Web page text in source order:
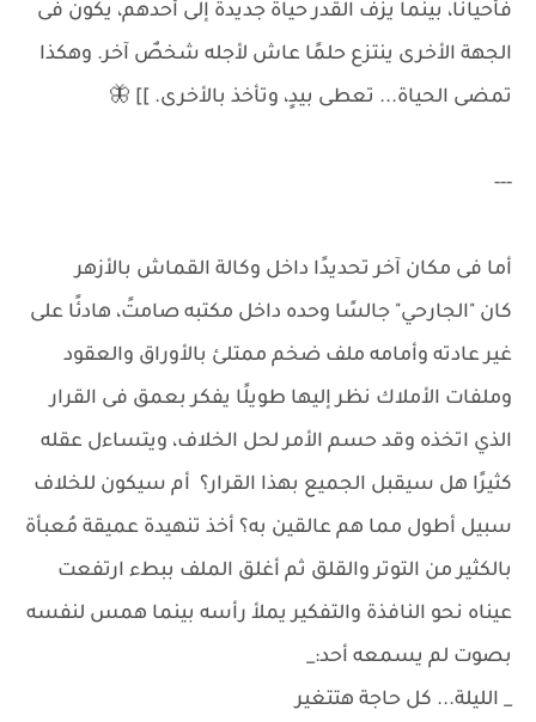
فأحيانًا، بينما يزفُّ القدر حياةً جديدة إلى أحدهم، يكون فى
الجهة الأخرى ينتزع حلمًا عاش لأجله شخصٌ آخر. وهكذا
تمضى الحياة... تعطى بيدٍ، وتأخذ بالأخرى. ]] 🦋
---
أما فى مكان آخر تحديدًا داخل وكالة القماش بالأزهر
كان "الجارحي" جالسًا وحده داخل مكتبه صامتً، هادئًا على
غير عادته وأمامه ملف ضخم ممتلئ بالأوراق والعقود
وملفات الأملاك نظر إليها طويلًا يفكر بعمق فى القرار
الذي اتخذه وقد حسم الأمر لحل الخلاف، ويتساءل عقله
كثيرًا هل سيقبل الجميع بهذا القرار؟ أم سيكون للخلاف
سبيل أطول مما هم عالقين به؟ أخذ تنهيدة عميقة مُعبأة
بالكثير من التوتر والقلق ثم أغلق الملف ببطء ارتفعت
عيناه نحو النافذة والتفكير يملأ رأسه بينما همس لنفسه
بصوت لم يسمعه أحد:_
_ الليلة... كل حاجة هتتغير